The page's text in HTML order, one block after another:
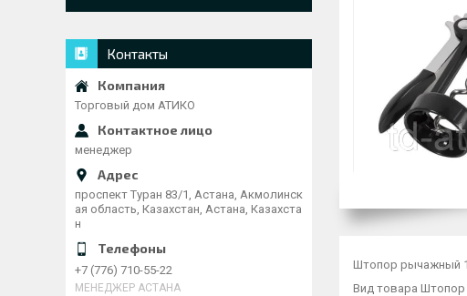
Штопор рычажный
Вид товара Штопор
Контакты
Торговый дом АТИКО
менеджер
проспект Туран 83/1, Астана, Акмолинск
ая область, Казахстан, Астана, Казахста
н
+7 (776) 710-55-22
МЕНЕДЖЕР АСТАНА